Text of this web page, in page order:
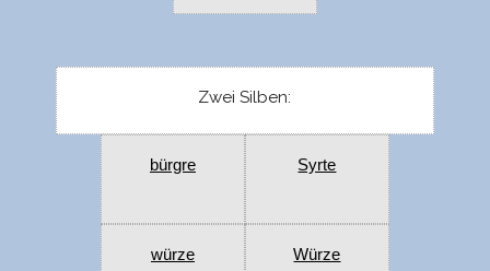
Zwei Silben:
bürgre Syrte
würze Würze